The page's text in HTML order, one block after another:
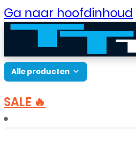
Ga naar hoofdinhoud
Alle producten
SALE 🔥